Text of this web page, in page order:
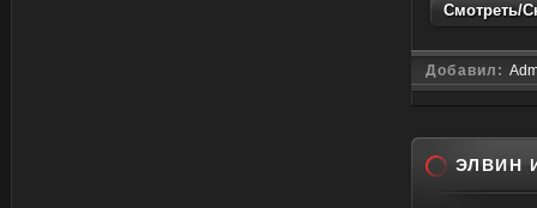
Смотреть/
Добавил:
ЭЛВИН